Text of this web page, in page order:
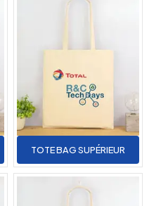
TOTE BAG SUPÉRIEUR